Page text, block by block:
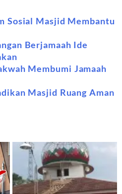
Sosial Masjid Membantu
Berjamaah Ide
Membumi Jamaah
Masjid Ruang Aman